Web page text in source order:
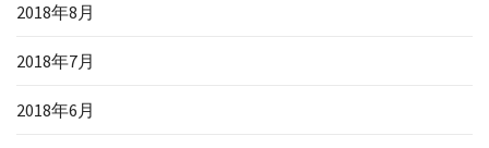
2018年8月
2018年7月
2018年6月